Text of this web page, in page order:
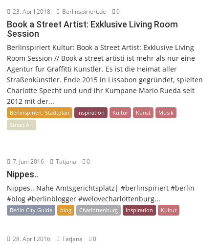
23. April 2018 Berlinspiriert.de 0
Book a Street Artist: Exklusive Living Room
Session
Berlinspiriert Kultur: Book a Street Artist: Exklusive Living
Room Session // Book a street artisti ist mehr als nur eine
Agentur für Graffitti Künstler. Es ist die Heimat aller
Straßenkünstler. Ende 2015 in Lissabon gegründet, spielten
Charlotte Specht und und ihr Kumpane Mario Rueda seit
2012 mit der...
Berlinspiriert: Stadtplan Inspiration Kultur Kunst
Musik
Street Art
7. Juni 2016 Tatjana 0
Nippes..
Nippes.. Nähe Amtsgerichtsplatz| #berlinspiriert #berlin
#blog #berlinblogger #welovecharlottenburg...
Berlin City Guide blog Charlottenburg Inspiration Kultur
28. April 2016 Tatjana 0